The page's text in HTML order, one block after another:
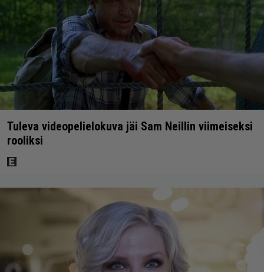
Tuleva videopelielokuva jäi Sam Neillin viimeiseksi
rooliksi